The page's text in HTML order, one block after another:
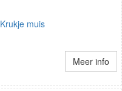
Krukje muis
Meer info